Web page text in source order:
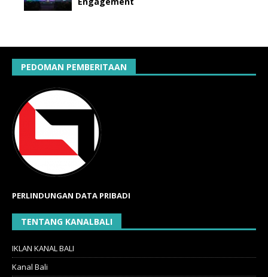
PEDOMAN PEMBERITAAN
PERLINDUNGAN DATA PRIBADI
TENTANG KANALBALI
IKLAN KANAL BALI
Kanal Bali